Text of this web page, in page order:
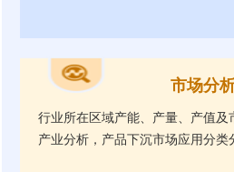
市场分
行业所在区域产能、产量、产值及
产业分析，产品下沉市场应用分类